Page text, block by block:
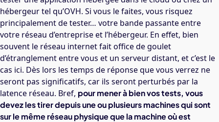
hébergeur tel qu’OVH. Si vous le faites, vous risquez
principalement de tester… votre bande passante entre
votre réseau d’entreprise et l’hébergeur. En effet, bien
souvent le réseau internet fait office de goulet
d’étranglement entre vous et un serveur distant, et c’est le
cas ici. Dès lors les temps de réponse que vous verrez ne
seront pas significatifs, car ils seront perturbés par la
latence réseau. Bref, pour mener à bien vos tests, vous
devez les tirer depuis une ou plusieurs machines qui sont
sur le même réseau physique que la machine où est